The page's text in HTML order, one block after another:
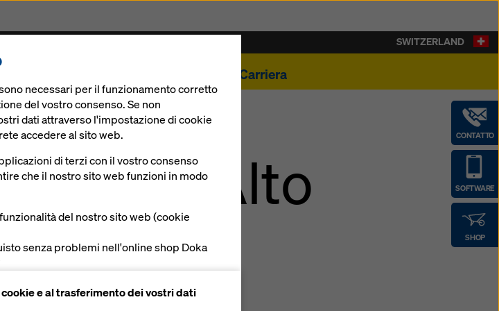
Carriera
CONTATTO
SOFTWARE
SHOP
SWITZERLAND
fino ad Alto
necessari per il funzionamento corretto
del vostro consenso. Se non
dati attraverso l'impostazione di cookie
accedere al sito web.
di terzi con il vostro consenso
che il nostro sito web funzioni in modo
del nostro sito web (cookie
senza problemi nell'online shop Doka
e al trasferimento dei vostri dati